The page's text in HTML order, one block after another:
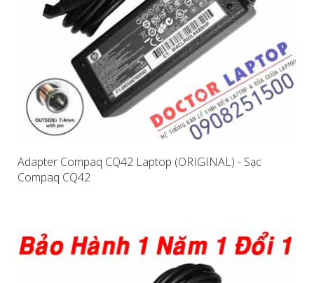
Adapter Compaq CQ42 Laptop (ORIGINAL) - Sạc
Compaq CQ42